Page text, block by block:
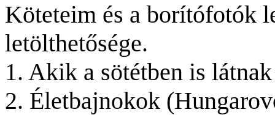
Köteteim és a borítófotók
letölthetősége.
1. Akik a sötétben is
2. Életbajnokok